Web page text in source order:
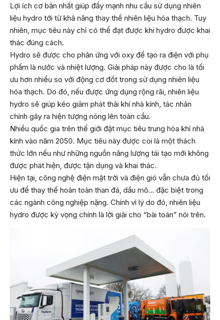
Lợi ích cơ bản nhất giúp đẩy mạnh nhu cầu sử dụng nhiên
liệu hydro tới từ khả năng thay thế nhiên liệu hóa thạch. Tuy
nhiên, mục tiêu này chỉ có thể đạt được khi hydro được khai
thác đúng cách.
Hydro sẽ được cho phản ứng với oxy để tạo ra điện với phụ
phẩm là nước và nhiệt lượng. Giải pháp này được cho là tối
ưu hơn nhiều so với động cơ đốt trong sử dụng nhiên liệu
hóa thạch. Do đó, nếu được ứng dụng rộng rãi, nhiên liệu
hydro sẽ giúp kéo giảm phát thải khí nhà kính, tác nhân
chính gây ra hiện tượng nóng lên toàn cầu.
Nhiều quốc gia trên thế giới đặt mục tiêu trung hòa khí nhà
kính vào năm 2050. Mục tiêu này được coi là một thách
thức lớn nếu như những nguồn năng lượng tái tạo mới không
được phát hiện, được tận dụng và khai thác.
Hiện tại, công nghệ điện mặt trời và điện gió vẫn chưa đủ tối
ưu để thay thế hoàn toàn than đá, dầu mỏ… đặc biệt trong
các ngành công nghiệp nặng. Chính vì lý do đó, nhiên liệu
hydro được kỳ vọng chính là lời giải cho “bài toán” nói trên.